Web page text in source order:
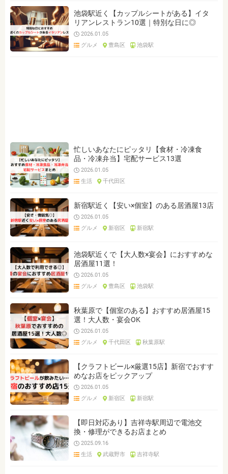
池袋駅近く【カップルシートがある】イタ
リアンレストラン10選｜特別な日に◎
2026.01.05
グルメ
豊島区 池袋駅
忙しいあなたにピッタリ【食材・冷凍食
品・冷凍弁当】宅配サービス13選
2026.01.05
生活
千代田区
新宿駅近く【安い×個室】のある居酒屋13店
2026.01.05
グルメ
新宿区 新宿駅
池袋駅近くで【大人数×宴会】におすすめな
居酒屋11選！
2026.01.05
グルメ
豊島区 池袋駅
秋葉原で【個室のある】おすすめ居酒屋15
選！大人数・宴会OK
2026.01.05
グルメ
千代田区 秋葉原駅
【クラフトビール×厳選15店】新宿でおすす
めなお店をピックアップ
2026.01.05
グルメ
新宿区 新宿駅
【即日対応あり】吉祥寺駅周辺で電池交
換・修理ができるお店まとめ
2025.09.16
生活
武蔵野市 吉祥寺駅